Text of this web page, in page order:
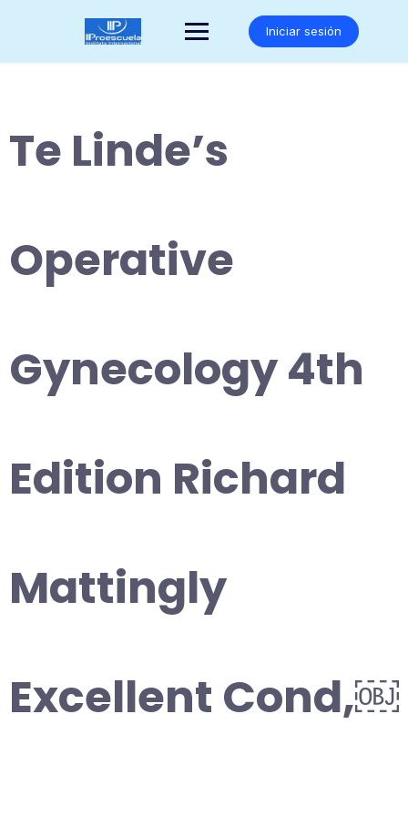
Iniciar sesión
Te Linde’s
Operative
Gynecology 4th
Edition Richard
Mattingly
Excellent Cond,￼